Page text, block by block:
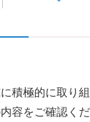
療
積極的に取り
容をご確認く